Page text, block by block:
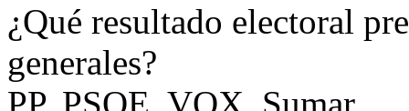
¿Qué resultado electoral
generales?
PP, PSOE, VOX, Sumar